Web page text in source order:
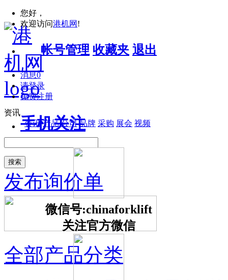
您好，
欢迎访问港机网 !
帐号管理 收藏夹 退出
消息0
请登录
免费注册
手机关注
微信号:chinaforklift
关注官方微信
资讯
资讯 产品 公司 品牌 采购 展会 视频
搜索
发布询价单
全部产品分类